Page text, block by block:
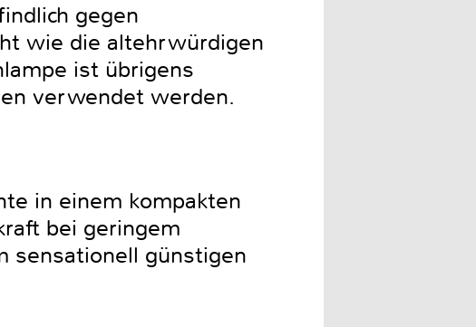
gegen
wie die altehrwürdigen
ist übrigens
verwendet werden.
in einem kompakten
bei geringem
sensationell günstigen